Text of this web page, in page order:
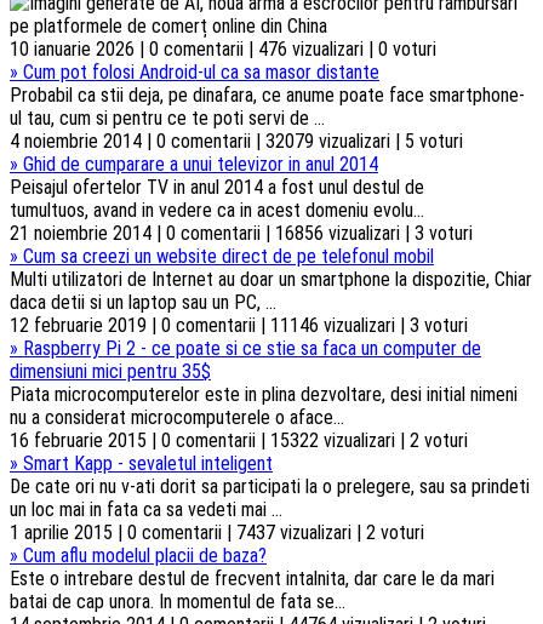
10 ianuarie 2026 | 0 comentarii | 476 vizualizari | 0 voturi
» Cum pot folosi Android-ul ca sa masor distante
Probabil ca stii deja, pe dinafara, ce anume poate face smartphone-
ul tau, cum si pentru ce te poti servi de ...
4 noiembrie 2014 | 0 comentarii | 32079 vizualizari | 5 voturi
» Ghid de cumparare a unui televizor in anul 2014
Peisajul ofertelor TV in anul 2014 a fost unul destul de
tumultuos, avand in vedere ca in acest domeniu evolu...
21 noiembrie 2014 | 0 comentarii | 16856 vizualizari | 3 voturi
» Cum sa creezi un website direct de pe telefonul mobil
Multi utilizatori de Internet au doar un smartphone la dispozitie, Chiar
daca detii si un laptop sau un PC, ...
12 februarie 2019 | 0 comentarii | 11146 vizualizari | 3 voturi
» Raspberry Pi 2 - ce poate si ce stie sa faca un computer de
dimensiuni mici pentru 35$
Piata microcomputerelor este in plina dezvoltare, desi initial nimeni
nu a considerat microcomputerele o aface...
16 februarie 2015 | 0 comentarii | 15322 vizualizari | 2 voturi
» Smart Kapp - sevaletul inteligent
De cate ori nu v-ati dorit sa participati la o prelegere, sau sa prindeti
un loc mai in fata ca sa vedeti mai ...
1 aprilie 2015 | 0 comentarii | 7437 vizualizari | 2 voturi
» Cum aflu modelul placii de baza?
Este o intrebare destul de frecvent intalnita, dar care le da mari
batai de cap unora. In momentul de fata se...